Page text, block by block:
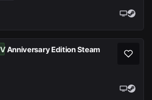
Anniversary Edition Steam